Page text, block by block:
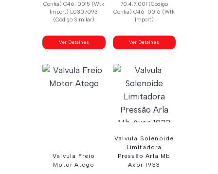
Confia) C46-0015 (Wtk
Import) L0307093
(Código Similar)
Ver Detalhes
70.4.7.001 (Código
Confia) C46-0016 (Wtk
Import)
Ver Detalhes
Valvula Freio
Motor Atego
Valvula Solenoide
Limitadora
Pressão Arla Mb
Axor 1933